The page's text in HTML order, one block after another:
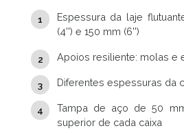
Espessura da laje
(4'') e 150 mm (6'')
Apoios resiliente: molas e
Diferentes espessuras da
Tampa de aço de 50
superior de cada caixa